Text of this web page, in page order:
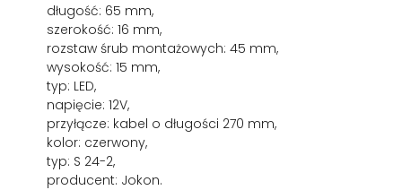
długość: 65 mm,
szerokość: 16 mm,
rozstaw śrub montażowych: 45 mm,
wysokość: 15 mm,
typ: LED,
napięcie: 12V,
przyłącze: kabel o długości 270 mm,
kolor: czerwony,
typ: S 24-2,
producent: Jokon.